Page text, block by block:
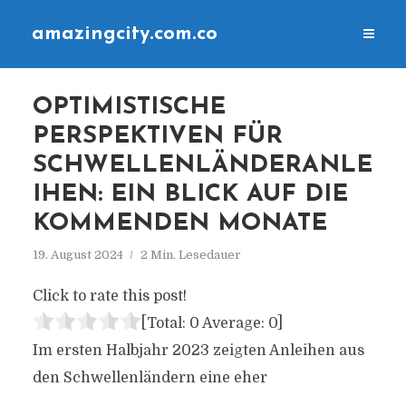
amazingcity.com.co
OPTIMISTISCHE
PERSPEKTIVEN FÜR
SCHWELLENLÄNDERANLE
IHEN: EIN BLICK AUF DIE
KOMMENDEN MONATE
19. August 2024 2 Min. Lesedauer
Click to rate this post!
[Total: 0 Average: 0]
Im ersten Halbjahr 2023 zeigten Anleihen aus
den Schwellenländern eine eher